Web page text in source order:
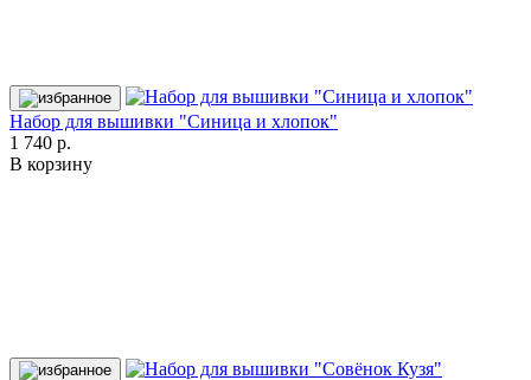
Набор для вышивки "Синица и хлопок"
1 740 р.
В корзину